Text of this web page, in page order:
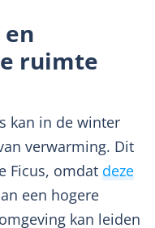
ruimte
kan in de winter
verwarming. Dit
Ficus, omdat deze
een hogere
kan leiden